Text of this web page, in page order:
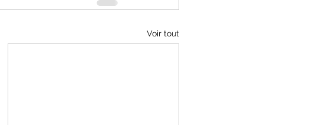
Voir tout